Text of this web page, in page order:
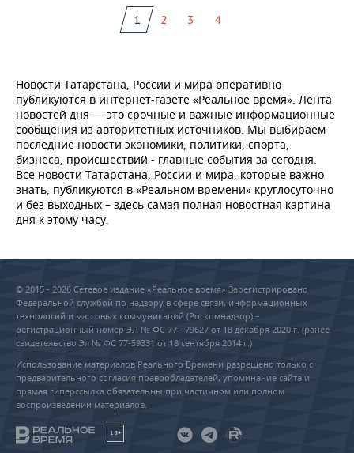
1 2 3 4
Новости Татарстана, России и мира оперативно
публикуются в интернет-газете «Реальное время». Лента
новостей дня — это срочные и важные информационные
сообщения из авторитетных источников. Мы выбираем
последние новости экономики, политики, спорта,
бизнеса, происшествий - главные события за сегодня.
Все новости Татарстана, России и мира, которые важно
знать, публикуются в «Реальном времени» круглосуточно
и без выходных – здесь самая полная новостная картина
дня к этому часу.
© 2015 - 2026 Сетевое издание «Реальное время» Зарегистрировано
Федеральной службой по надзору в сфере связи, информационных
технологий и массовых коммуникаций (Роскомнадзор) –
регистрационный номер ЭЛ № ФС 77 - 79627 от 18 декабря 2020 г. (ранее
свидетельство Эл № ФС 77-59331 от 18 сентября 2014 г.)
Использование материалов Реального Времени разрешено только с
предварительного согласия правообладателей, упоминание сайта и
прямая гиперссылка обязательны при частичном или полном
воспроизведении материалов.
18+